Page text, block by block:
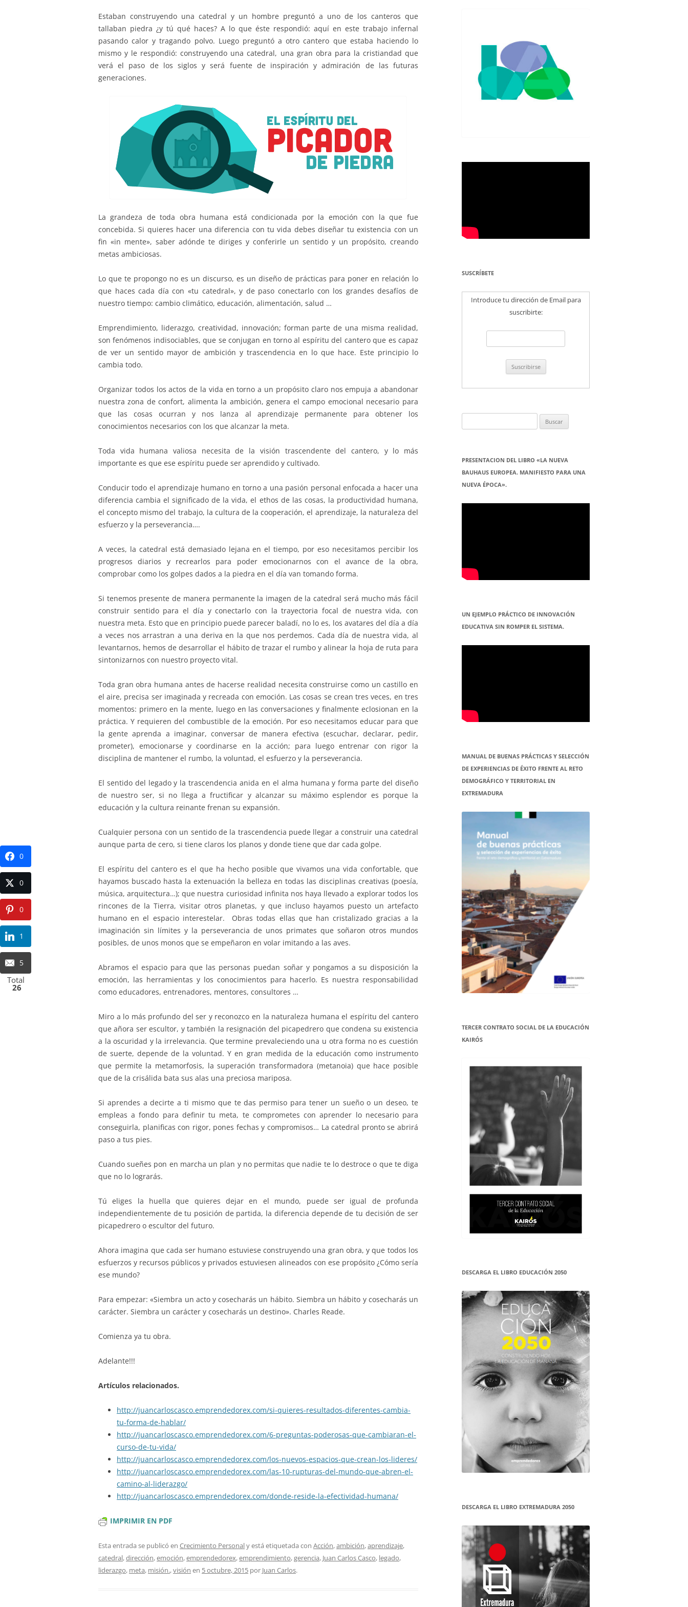
DESARROLLO DE COMPETENCIAS
CÓMO CREAR 1.000.000 DE
NUEVOS EMPRENDEDORES EN TU
GESTIÓN DEL CONOCIMIENTO EN
Estaban construyendo una catedral y un hombre preguntó a uno de los canteros que
tallaban piedra ¿y tú qué haces? A lo que éste respondió: aquí en este trabajo infernal
pasando calor y tragando polvo. Luego preguntó a otro cantero que estaba haciendo lo
mismo y le respondió: construyendo una catedral, una gran obra para la cristiandad que
verá el paso de los siglos y será fuente de inspiración y admiración de las futuras
generaciones.
La grandeza de toda obra humana está condicionada por la emoción con la que fue
concebida. Si quieres hacer una diferencia con tu vida debes diseñar tu existencia con un
fin «in mente», saber adónde te diriges y conferirle un sentido y un propósito, creando
metas ambiciosas.
Lo que te propongo no es un discurso, es un diseño de prácticas para poner en relación lo
que haces cada día con «tu catedral», y de paso conectarlo con los grandes desafíos de
nuestro tiempo: cambio climático, educación, alimentación, salud …
Emprendimiento, liderazgo, creatividad, innovación; forman parte de una misma realidad,
son fenómenos indisociables, que se conjugan en torno al espíritu del cantero que es capaz
de ver un sentido mayor de ambición y trascendencia en lo que hace. Este principio lo
cambia todo.
Organizar todos los actos de la vida en torno a un propósito claro nos empuja a abandonar
nuestra zona de confort, alimenta la ambición, genera el campo emocional necesario para
que las cosas ocurran y nos lanza al aprendizaje permanente para obtener los
conocimientos necesarios con los que alcanzar la meta.
Toda vida humana valiosa necesita de la visión trascendente del cantero, y lo más
importante es que ese espíritu puede ser aprendido y cultivado.
Conducir todo el aprendizaje humano en torno a una pasión personal enfocada a hacer una
diferencia cambia el significado de la vida, el ethos de las cosas, la productividad humana,
el concepto mismo del trabajo, la cultura de la cooperación, el aprendizaje, la naturaleza del
esfuerzo y la perseverancia….
A veces, la catedral está demasiado lejana en el tiempo, por eso necesitamos percibir los
progresos diarios y recrearlos para poder emocionarnos con el avance de la obra,
comprobar como los golpes dados a la piedra en el día van tomando forma.
Si tenemos presente de manera permanente la imagen de la catedral será mucho más fácil
construir sentido para el día y conectarlo con la trayectoria focal de nuestra vida, con
nuestra meta. Esto que en principio puede parecer baladí, no lo es, los avatares del día a día
a veces nos arrastran a una deriva en la que nos perdemos. Cada día de nuestra vida, al
levantarnos, hemos de desarrollar el hábito de trazar el rumbo y alinear la hoja de ruta para
sintonizarnos con nuestro proyecto vital.
Toda gran obra humana antes de hacerse realidad necesita construirse como un castillo en
el aire, precisa ser imaginada y recreada con emoción. Las cosas se crean tres veces, en tres
momentos: primero en la mente, luego en las conversaciones y finalmente eclosionan en la
práctica. Y requieren del combustible de la emoción. Por eso necesitamos educar para que
la gente aprenda a imaginar, conversar de manera efectiva (escuchar, declarar, pedir,
prometer), emocionarse y coordinarse en la acción; para luego entrenar con rigor la
disciplina de mantener el rumbo, la voluntad, el esfuerzo y la perseverancia.
El sentido del legado y la trascendencia anida en el alma humana y forma parte del diseño
de nuestro ser, si no llega a fructificar y alcanzar su máximo esplendor es porque la
educación y la cultura reinante frenan su expansión.
Cualquier persona con un sentido de la trascendencia puede llegar a construir una catedral
aunque parta de cero, si tiene claros los planos y donde tiene que dar cada golpe.
El espíritu del cantero es el que ha hecho posible que vivamos una vida confortable, que
hayamos buscado hasta la extenuación la belleza en todas las disciplinas creativas (poesía,
música, arquitectura…); que nuestra curiosidad infinita nos haya llevado a explorar todos los
rincones de la Tierra, visitar otros planetas, y que incluso hayamos puesto un artefacto
humano en el espacio interestelar. Obras todas ellas que han cristalizado gracias a la
imaginación sin límites y la perseverancia de unos primates que soñaron otros mundos
posibles, de unos monos que se empeñaron en volar imitando a las aves.
Abramos el espacio para que las personas puedan soñar y pongamos a su disposición la
emoción, las herramientas y los conocimientos para hacerlo. Es nuestra responsabilidad
como educadores, entrenadores, mentores, consultores …
Miro a lo más profundo del ser y reconozco en la naturaleza humana el espíritu del cantero
que añora ser escultor, y también la resignación del picapedrero que condena su existencia
a la oscuridad y la irrelevancia. Que termine prevaleciendo una u otra forma no es cuestión
de suerte, depende de la voluntad. Y en gran medida de la educación como instrumento
que permite la metamorfosis, la superación transformadora (metanoia) que hace posible
que de la crisálida bata sus alas una preciosa mariposa.
Si aprendes a decirte a ti mismo que te das permiso para tener un sueño o un deseo, te
empleas a fondo para definir tu meta, te comprometes con aprender lo necesario para
conseguirla, planificas con rigor, pones fechas y compromisos… La catedral pronto se abrirá
paso a tus pies.
Cuando sueñes pon en marcha un plan y no permitas que nadie te lo destroce o que te diga
que no lo lograrás.
Tú eliges la huella que quieres dejar en el mundo, puede ser igual de profunda
independientemente de tu posición de partida, la diferencia depende de tu decisión de ser
picapedrero o escultor del futuro.
Ahora imagina que cada ser humano estuviese construyendo una gran obra, y que todos los
esfuerzos y recursos públicos y privados estuviesen alineados con ese propósito ¿Cómo sería
ese mundo?
Para empezar: «Siembra un acto y cosecharás un hábito. Siembra un hábito y cosecharás un
carácter. Siembra un carácter y cosecharás un destino». Charles Reade.
Comienza ya tu obra.
Adelante!!!
Artículos relacionados.
http://juancarloscasco.emprendedorex.com/si-quieres-resultados-diferentes-cambia-
tu-forma-de-hablar/
http://juancarloscasco.emprendedorex.com/6-preguntas-poderosas-que-cambiaran-el-
curso-de-tu-vida/
http://juancarloscasco.emprendedorex.com/los-nuevos-espacios-que-crean-los-lideres/
http://juancarloscasco.emprendedorex.com/las-10-rupturas-del-mundo-que-abren-el-
camino-al-liderazgo/
http://juancarloscasco.emprendedorex.com/donde-reside-la-efectividad-humana/
IMPRIMIR EN PDF
Esta entrada se publicó en Crecimiento Personaly está etiquetada con Acción,ambición,aprendizaje,
catedral,dirección,emoción,emprendedorex,emprendimiento,gerencia, Juan Carlos Casco, legado,
liderazgo, meta, misión.,visión en 5 octubre, 2015 por Juan Carlos.
SUSCRÍBETE
Introduce tu dirección de Email para
suscribirte:
PRESENTACION DEL LIBRO «LA NUEVA
BAUHAUS EUROPEA. MANIFIESTO PARA UNA
NUEVA ÉPOCA».
UN EJEMPLO PRÁCTICO DE INNOVACIÓN
EDUCATIVA SIN ROMPER EL SISTEMA.
MANUAL DE BUENAS PRÁCTICAS Y SELECCIÓN
DE EXPERIENCIAS DE ÉXITO FRENTE AL RETO
DEMOGRÁFICO Y TERRITORIAL EN
EXTREMADURA
TERCER CONTRATO SOCIAL DE LA EDUCACIÓN
KAIRÓS
DESCARGA EL LIBRO EDUCACIÓN 2050
DESCARGA EL LIBRO EXTREMADURA 2050
0
0
0
1
5
Total
26